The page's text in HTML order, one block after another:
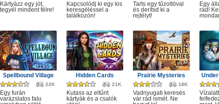
Kártyázz egy jót,
tegyél mindent félre!
Kapcsolódj ki egy kis
keresgéléssel a
találkozón!
Tarts egy tűzoltóval
és derítsd ki a
rejtélyt!
Egy
rád!
Spellbound Village
22K
Egy furán
varázslatos falu
Hidden Cards
21K
Kutass az eltűnt
kártyák és a csalók
Prairie Mysteries
18K
Vadnyugati keresés
vár rád ismét. Ne